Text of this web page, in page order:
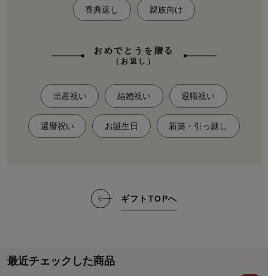
香典返し 親族向け
おめでとうを贈る
（お返し）
出産祝い 結婚祝い 退職祝い
還暦祝い お誕生日 新築・引っ越し
ギフトTOPへ
最近チェックした商品